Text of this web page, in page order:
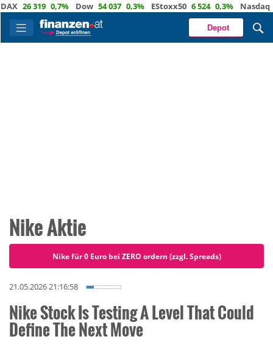
26 319 0,7% Dow 54 037 0,3% EStoxx50 6 524 0,3% Nasdaq 29
Depot
Nike Aktie
Nike für 0 Euro bei ZERO ordern (zzgl. Spreads)
21.05.2026 21:16:58
Nike Stock Is Testing A Level That Could
Define The Next Move